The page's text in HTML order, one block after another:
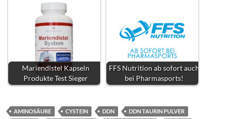
Mariendistel Kapseln
Produkte Test Sieger
FFS Nutrition ab sofort auch
bei Pharmasports!
AMINOSÄURE CYSTEIN DDN
DDN TAURIN PULVER